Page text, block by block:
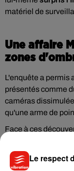
matériel de
Une affaire
zones
L'enquête a permis
présentés comme
caméras
qu'une arme de
Face à ces
aujourd'hui avoir
assure avoir lui-
escroquerie,
Le respect